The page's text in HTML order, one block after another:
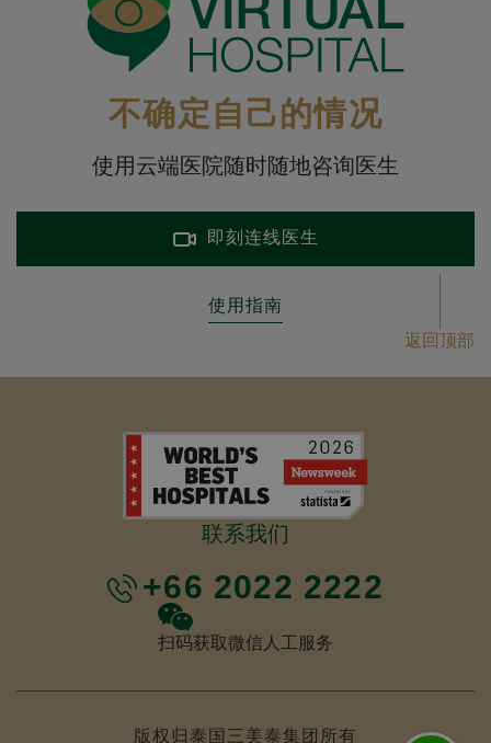
不确定自己的情况
使用云端医院随时随地咨询医生
即刻连线医生
使用指南
返回顶部
联系我们
+66 2022 2222
扫码获取微信人工服务
版权归泰国三美泰集团所有